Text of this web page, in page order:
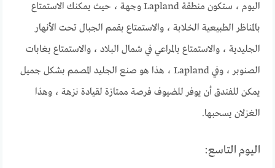
اليوم ، ستكون منطقة Lapland وجهة ، حيث يمكنك الاستمتاع
بالمناظر الطبيعية الخلابة ، والاستمتاع بقمم الجبال تحت الأنهار
الجليدية ، والاستمتاع بالمراعي في شمال البلاد ، والاستمتاع بغابات
الصنوبر ، وفي Lapland ، هذا هو صنع الجليد المصمم بشكل جميل
يمكن للفندق أن يوفر للضيوف فرصة ممتازة لقيادة نزهة ، وهذا
الغزلان يسحبها.
اليوم التاسع: